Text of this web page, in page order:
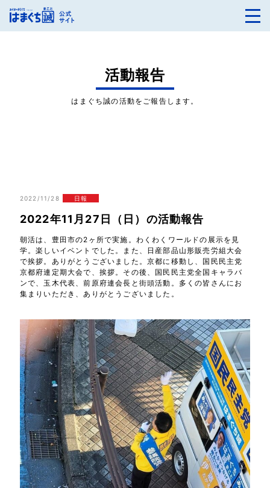
活動報告
はまぐち誠の活動をご報告します。
2022/11/28 日報
2022年11月27日（日）の活動報告
朝活は、豊田市の2ヶ所で実施。わくわくワールドの展示を見
学。楽しいイベントでした。また、日産部品山形販売労組大会
で挨拶。ありがとうございました。京都に移動し、国民民主党
京都府連定期大会で、挨拶。その後、国民民主党全国キャラバ
ンで、玉木代表、前原府連会長と街頭活動。多くの皆さんにお
集まりいただき、ありがとうございました。